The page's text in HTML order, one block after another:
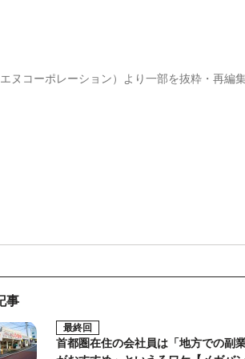
コーポレーション）より一部を抜粋・再編
事
最終回
首都圏在住の会社員は「地方での副